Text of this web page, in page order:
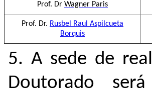
Prof. Dr Wagner Paris
Prof. Dr. Rusbel Raul Aspilcueta
Borquis
5. A sede de
Doutorado